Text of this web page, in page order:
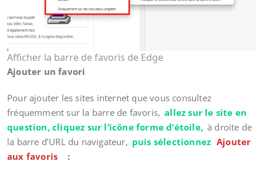
Afficher la barre de favoris de Edge
Ajouter un favori
Pour ajouter les sites internet que vous consultez
fréquemment sur la barre de favoris, allez sur le site en
question, cliquez sur l’icône forme d’étoile, à droite de
la barre d’URL du navigateur, puis sélectionnez Ajouter
aux favoris
: